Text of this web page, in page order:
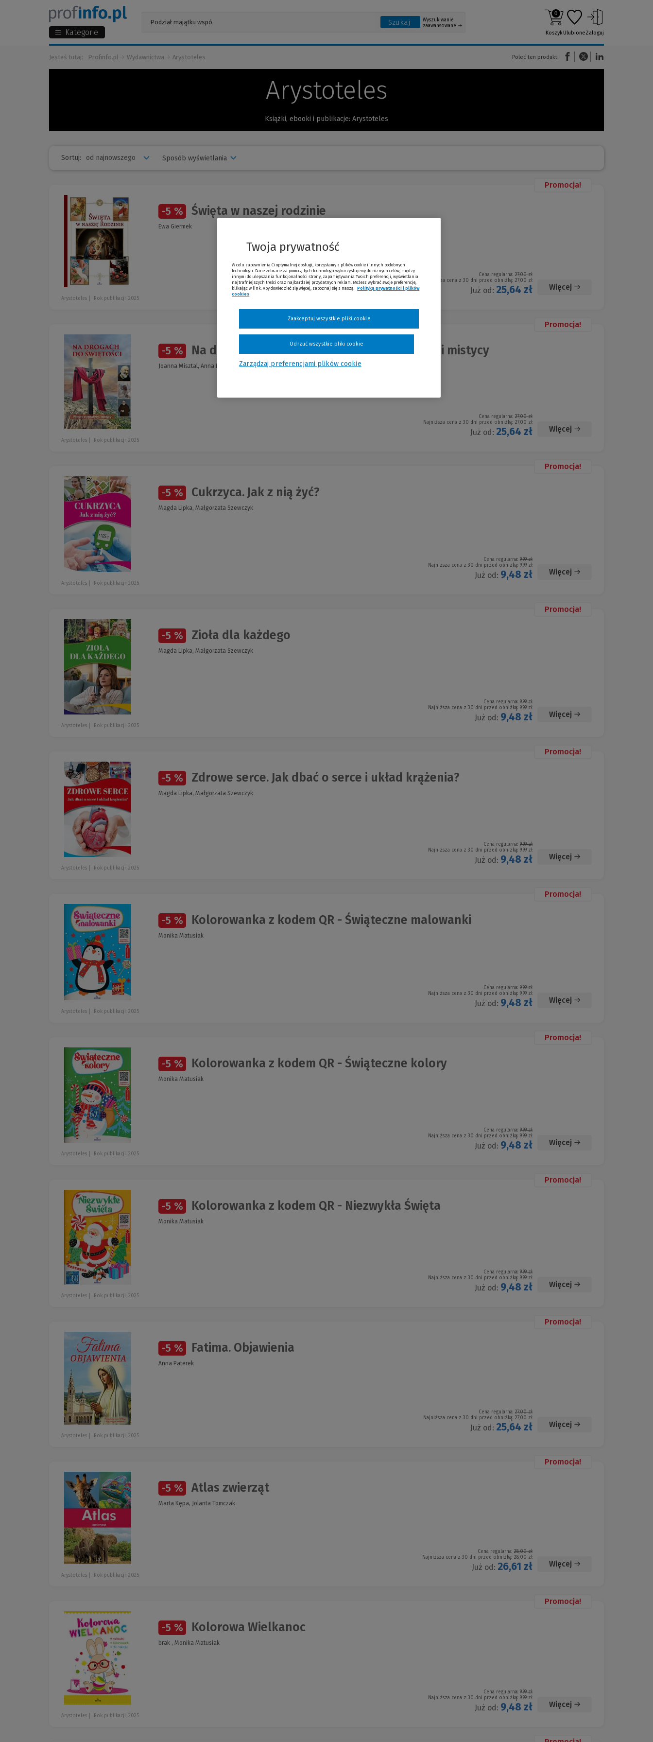
Kategorie
Szukaj
Wyszukiwanie
zaawansowane
0
KoszykUlubioneZaloguj
Jesteś tutaj: Profinfo.pl Wydawnictwa Arystoteles Poleć ten produkt:
(Nowe okno)(Link do innej strony)
Arystoteles
Książki, ebooki i publikacje: Arystoteles
Sortuj: Sposób wyświetlania
Promocja!
-5 % Święta w naszej rodzinie
Ewa Giermek
Cena regularna: 27,00 zł
Najniższa cena z 30 dni przed obniżką: 27,00 zł
Już od: 25,64 zł Więcej
Arystoteles Rok publikacji: 2025
Promocja!
-5 % Na drogach do świętości. Włoscy stygmatycy i mistycy
Joanna Misztal, Anna Paterek
Cena regularna: 27,00 zł
Najniższa cena z 30 dni przed obniżką: 27,00 zł
Już od: 25,64 zł Więcej
Arystoteles Rok publikacji: 2025
Promocja!
-5 % Cukrzyca. Jak z nią żyć?
Magda Lipka, Małgorzata Szewczyk
Cena regularna: 9,99 zł
Najniższa cena z 30 dni przed obniżką: 9,99 zł
Już od: 9,48 zł Więcej
Arystoteles Rok publikacji: 2025
Promocja!
-5 % Zioła dla każdego
Magda Lipka, Małgorzata Szewczyk
Cena regularna: 9,99 zł
Najniższa cena z 30 dni przed obniżką: 9,99 zł
Już od: 9,48 zł Więcej
Arystoteles Rok publikacji: 2025
Promocja!
-5 % Zdrowe serce. Jak dbać o serce i układ krążenia?
Magda Lipka, Małgorzata Szewczyk
Cena regularna: 9,99 zł
Najniższa cena z 30 dni przed obniżką: 9,99 zł
Już od: 9,48 zł Więcej
Arystoteles Rok publikacji: 2025
Promocja!
-5 % Kolorowanka z kodem QR - Świąteczne malowanki
Monika Matusiak
Cena regularna: 9,99 zł
Najniższa cena z 30 dni przed obniżką: 9,99 zł
Już od: 9,48 zł Więcej
Arystoteles Rok publikacji: 2025
Promocja!
-5 % Kolorowanka z kodem QR - Świąteczne kolory
Monika Matusiak
Cena regularna: 9,99 zł
Najniższa cena z 30 dni przed obniżką: 9,99 zł
Już od: 9,48 zł Więcej
Arystoteles Rok publikacji: 2025
Promocja!
-5 % Kolorowanka z kodem QR - Niezwykła Święta
Monika Matusiak
Cena regularna: 9,99 zł
Najniższa cena z 30 dni przed obniżką: 9,99 zł
Już od: 9,48 zł Więcej
Arystoteles Rok publikacji: 2025
Promocja!
-5 % Fatima. Objawienia
Anna Paterek
Cena regularna: 27,00 zł
Najniższa cena z 30 dni przed obniżką: 27,00 zł
Już od: 25,64 zł Więcej
Arystoteles Rok publikacji: 2025
Promocja!
-5 % Atlas zwierząt
Marta Kępa, Jolanta Tomczak
Cena regularna: 28,00 zł
Najniższa cena z 30 dni przed obniżką: 28,00 zł
Już od: 26,61 zł Więcej
Arystoteles Rok publikacji: 2025
Promocja!
-5 % Kolorowa Wielkanoc
brak , Monika Matusiak
Cena regularna: 9,99 zł
Najniższa cena z 30 dni przed obniżką: 9,99 zł
Już od: 9,48 zł Więcej
Arystoteles Rok publikacji: 2025
Twoja prywatność
W celu zapewnienia Ci optymalnej obsługi, korzystamy z plików cookie i innych podobnych
technologii. Dane zebrane za pomocą tych technologii wykorzystujemy do różnych celów, między
innymi do ulepszania funkcjonalności strony, zapamiętywania Twoich preferencji, wyświetlania
najtrafniejszych treści oraz najbardziej przydatnych reklam. Możesz wybrać swoje preferencje,
klikając w link. Aby dowiedzieć się więcej, zapoznaj się z naszą
Polityką prywatności i plików
cookies
Zarządzaj preferencjami plików cookie
Odrzuć wszystkie pliki cookie
Zaakceptuj wszystkie pliki cookie